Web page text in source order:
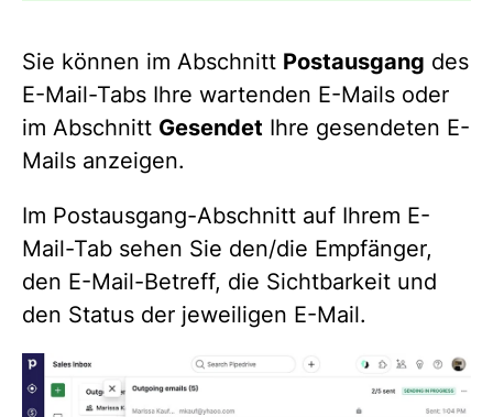
Sie können im Abschnitt Postausgang des
E-Mail-Tabs Ihre wartenden E-Mails oder
im Abschnitt Gesendet Ihre gesendeten E-
Mails anzeigen.
Im Postausgang-Abschnitt auf Ihrem E-
Mail-Tab sehen Sie den/die Empfänger,
den E-Mail-Betreff, die Sichtbarkeit und
den Status der jeweiligen E-Mail.